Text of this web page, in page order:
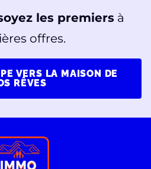
les premiers à
offres.
VERS LA MAISON DE
RÊVES